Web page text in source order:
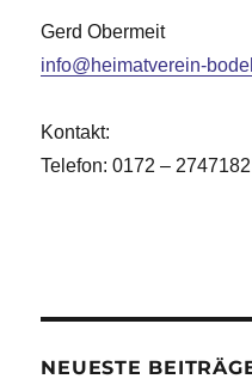
Gerd Obermeit
info@heimatverein-
Kontakt:
Telefon: 0172 – 2747182
NEUESTE